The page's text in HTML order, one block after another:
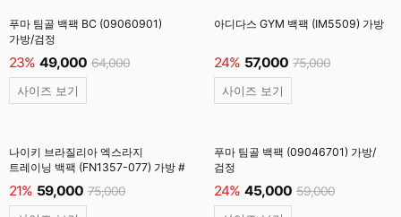
푸마 팀골 백팩 BC (09060901)
가방/검정
23% 49,000 64,000
사이즈 보기
아디다스 GYM 백팩 (IM5509) 가방
24% 57,000 75,000
사이즈 보기
나이키 브라질리아 엑스라지
트레이닝 백팩 (FN1357-077) 가방 #
21% 59,000 75,000
푸마 팀골 백팩 (09046701) 가방/
검정
24% 45,000 59,000